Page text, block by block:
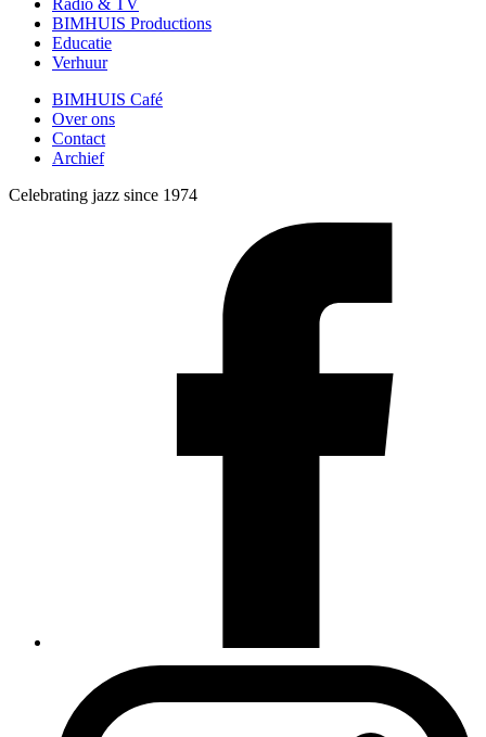
Radio & TV
BIMHUIS Productions
Educatie
Verhuur
BIMHUIS Café
Over ons
Contact
Archief
Celebrating jazz since 1974